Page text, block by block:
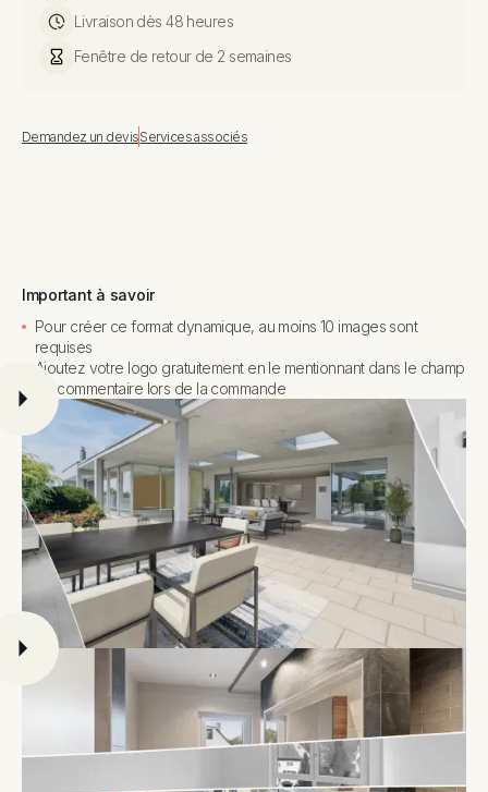
Livraison dès 48 heures
Fenêtre de retour de 2 semaines
Demandez un devisServices associés
Important à savoir
Pour créer ce format dynamique, au moins 10 images sont
requises
Ajoutez votre logo gratuitement en le mentionnant dans le champ
de commentaire lors de la commande